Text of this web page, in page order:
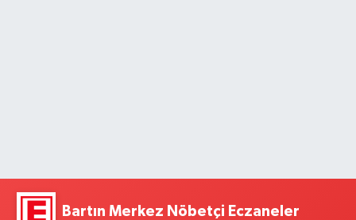
Bartın Merkez Nöbetçi Eczaneler